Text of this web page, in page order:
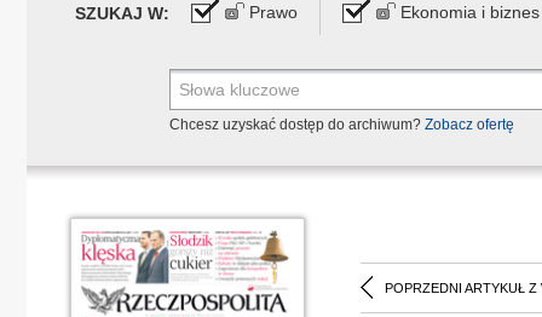
SZUKAJ W: Prawo Ekonomia i biznes
Chcesz uzyskać dostęp do archiwum? Zobacz ofertę
POPRZEDNI ARTYKUŁ Z